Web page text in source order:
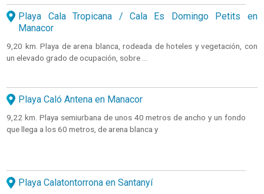
Playa Cala Tropicana / Cala Es Domingo Petits en
Manacor
9,20 km. Playa de arena blanca, rodeada de hoteles y vegetación, con
un elevado grado de ocupación, sobre ...
Playa Caló Antena en Manacor
9,22 km. Playa semiurbana de unos 40 metros de ancho y un fondo
que llega a los 60 metros, de arena blanca y
Playa Calatontorrona en Santanyí